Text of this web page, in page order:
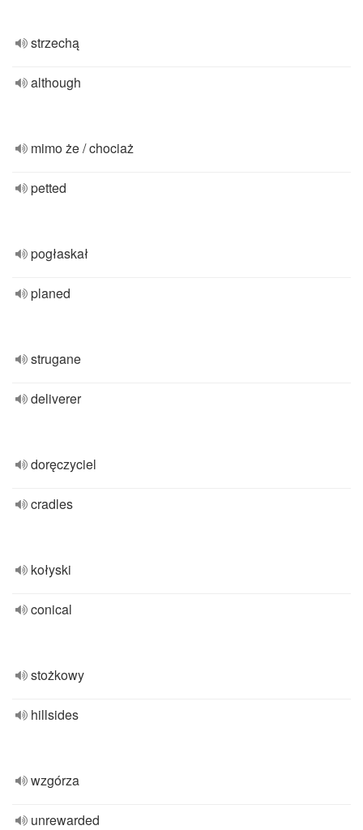
strzechą
although
mimo że / chociaż
petted
pogłaskał
planed
strugane
deliverer
doręczyciel
cradles
kołyski
conical
stożkowy
hillsides
wzgórza
unrewarded